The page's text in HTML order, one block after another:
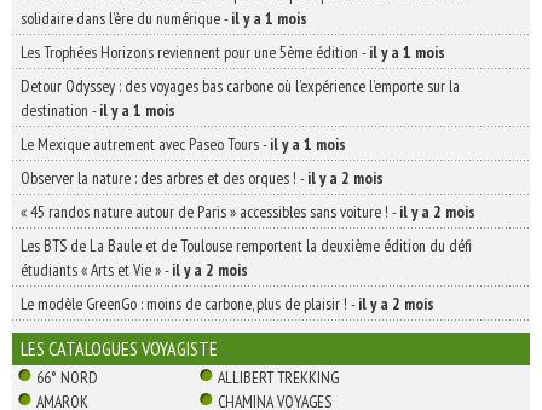
solidaire dans l’ère du numérique-il y a 1 mois
Les Trophées Horizons reviennent pour une 5ème édition -il y a 1 mois
Detour Odyssey : des voyages bas carbone où l’expérience l’emporte sur la
destination -il y a 1 mois
Le Mexique autrement avec Paseo Tours-il y a 1 mois
Observer la nature : des arbres et des orques ! -il y a 2 mois
« 45 randos nature autour de Paris » accessibles sans voiture ! -il y a 2 mois
Les BTS de La Baule et de Toulouse remportent la deuxième édition du défi
étudiants « Arts et Vie »-il y a 2 mois
Le modèle GreenGo : moins de carbone, plus de plaisir ! -il y a 2 mois
LES CATALOGUES VOYAGISTE
66° NORD
ALLIBERT TREKKING
AMAROK
CHAMINA VOYAGES